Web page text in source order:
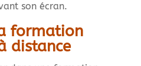
son écran.
formation
distance